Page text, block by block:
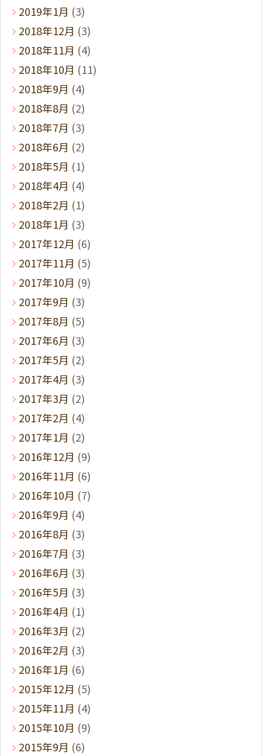
2019年1月 (3)
2018年12月 (3)
2018年11月 (4)
2018年10月 (11)
2018年9月 (4)
2018年8月 (2)
2018年7月 (3)
2018年6月 (2)
2018年5月 (1)
2018年4月 (4)
2018年2月 (1)
2018年1月 (3)
2017年12月 (6)
2017年11月 (5)
2017年10月 (9)
2017年9月 (3)
2017年8月 (5)
2017年6月 (3)
2017年5月 (2)
2017年4月 (3)
2017年3月 (2)
2017年2月 (4)
2017年1月 (2)
2016年12月 (9)
2016年11月 (6)
2016年10月 (7)
2016年9月 (4)
2016年8月 (3)
2016年7月 (3)
2016年6月 (3)
2016年5月 (3)
2016年4月 (1)
2016年3月 (2)
2016年2月 (3)
2016年1月 (6)
2015年12月 (5)
2015年11月 (4)
2015年10月 (9)
2015年9月 (6)